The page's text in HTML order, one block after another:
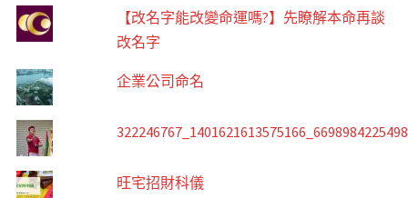
【改名字能改變命運嗎?】先瞭解本命再談
改名字
企業公司命名
旺宅招財科儀